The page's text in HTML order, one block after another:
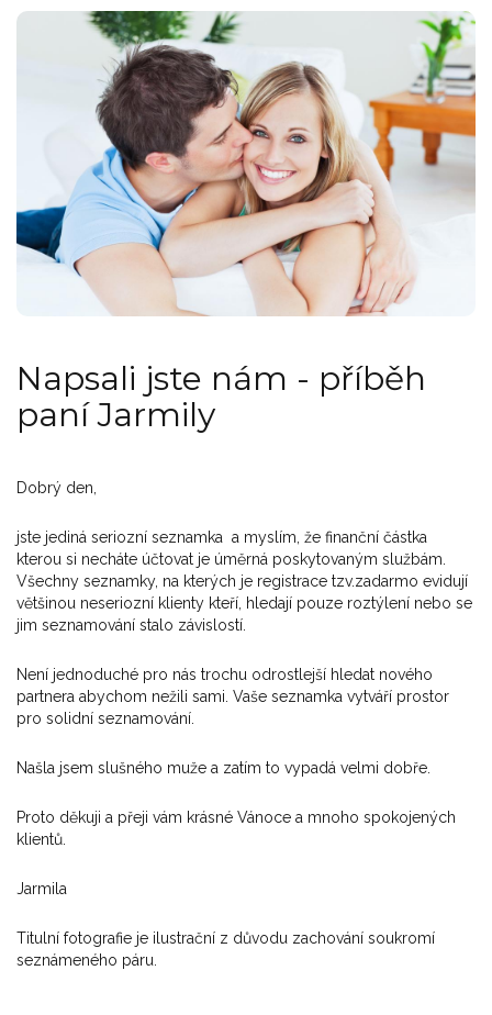
Napsali jste nám - příběh
paní Jarmily
Dobrý den,
jste jediná seriozní seznamka a myslím, že finanční částka
kterou si necháte účtovat je úměrná poskytovaným službám.
Všechny seznamky, na kterých je registrace tzv.zadarmo evidují
většinou neseriozní klienty kteří, hledají pouze roztýlení nebo se
jim seznamování stalo závislostí.
Není jednoduché pro nás trochu odrostlejší hledat nového
partnera abychom nežili sami. Vaše seznamka vytváří prostor
pro solidní seznamování.
Našla jsem slušného muže a zatím to vypadá velmi dobře.
Proto děkuji a přeji vám krásné Vánoce a mnoho spokojených
klientů.
Jarmila
Titulní fotografie je ilustrační z důvodu zachování soukromí
seznámeného páru.